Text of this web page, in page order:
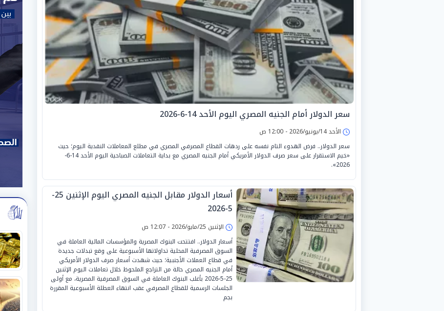
سعر الدولار أمام الجنيه المصري اليوم الأحد 14-6-2026
الأحد 14/يونيو/2026 - 12:00 ص
سعر الدولار.. فرض الهدوء التام نفسه على ردهات القطاع المصرفي المصري في مطلع المعاملات النقدية اليوم؛ حيث
«خيم الاستقرار على سعر صرف الدولار الأمريكي أمام الجنيه المصري مع بداية التعاملات الصباحية اليوم الأحد 14-6-
2026».
أسعار الدولار مقابل الجنيه المصري اليوم الإثنين 25-
5-2026
الإثنين 25/مايو/2026 - 12:07 ص
أسعار الدولار.. افتتحت البنوك المصرية والمؤسسات المالية العاملة في
السوق المصرفية المحلية تداولاتها الأسبوعية على وقع تبدلات جديدة
في قطاع العملات الأجنبية؛ حيث شهدت أسعار صرف الدولار الأمريكي
أمام الجنيه المصري حالة من التراجع الملحوظ خلال تعاملات اليوم الإثنين
25-5-2026 بأغلب البنوك العاملة في السوق المصرفية المصرية، مع أولى
الجلسات الرسمية للقطاع المصرفي عقب انتهاء العطلة الأسبوعية المقررة
بجم